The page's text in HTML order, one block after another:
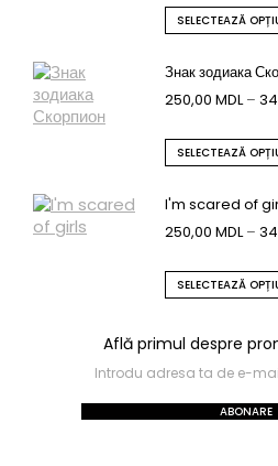
SELECTEAZĂ
Знак зодиака
250,00 MDL –
SELECTEAZĂ
I'm scared of
250,00 MDL –
SELECTEAZĂ
Află primul despre
ABONARE